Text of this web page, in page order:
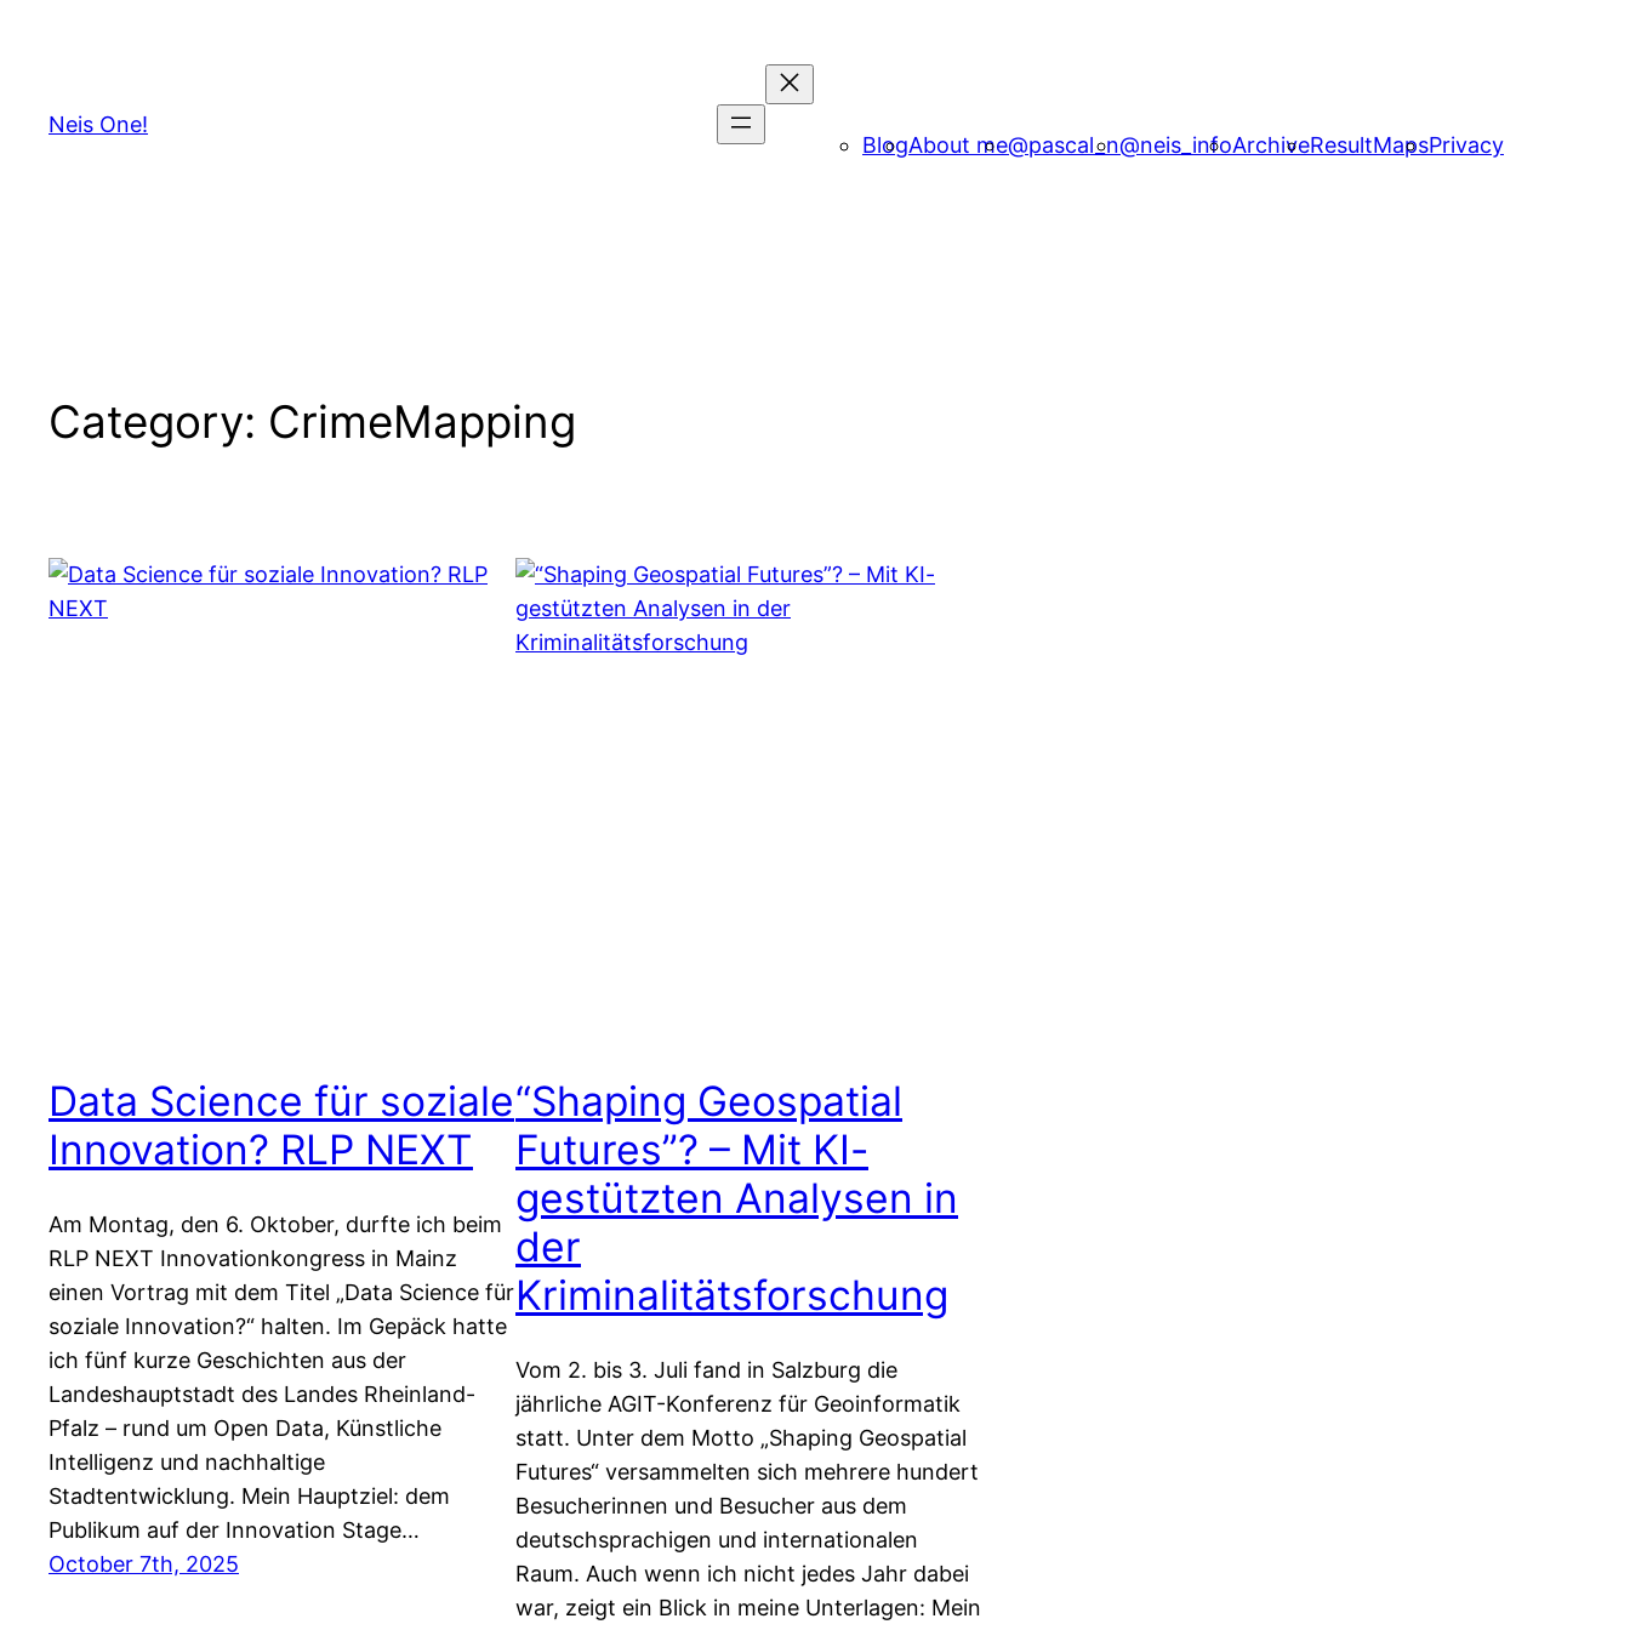
Neis One!
BlogAbout me@pascal_n@neis_infoArchiveResultMapsPrivacy
Category: CrimeMapping
Data Science für soziale
Innovation? RLP NEXT
Am Montag, den 6. Oktober, durfte ich beim
RLP NEXT Innovationkongress in Mainz
einen Vortrag mit dem Titel „Data Science für
soziale Innovation?“ halten. Im Gepäck hatte
ich fünf kurze Geschichten aus der
Landeshauptstadt des Landes Rheinland-
Pfalz – rund um Open Data, Künstliche
Intelligenz und nachhaltige
Stadtentwicklung. Mein Hauptziel: dem
Publikum auf der Innovation Stage…
October 7th, 2025
“Shaping Geospatial
Futures”? – Mit KI-
gestützten Analysen in
der
Kriminalitätsforschung
Vom 2. bis 3. Juli fand in Salzburg die
jährliche AGIT-Konferenz für Geoinformatik
statt. Unter dem Motto „Shaping Geospatial
Futures“ versammelten sich mehrere hundert
Besucherinnen und Besucher aus dem
deutschsprachigen und internationalen
Raum. Auch wenn ich nicht jedes Jahr dabei
war, zeigt ein Blick in meine Unterlagen: Mein